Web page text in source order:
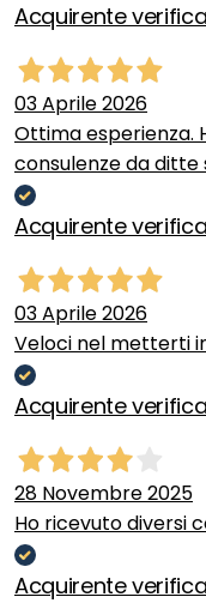
Acquirente
03 Aprile 2026
Ottima esperienza.
consulenze da ditte
Acquirente
03 Aprile 2026
Veloci nel metterti
Acquirente
28 Novembre 2025
Ho ricevuto diversi
Acquirente